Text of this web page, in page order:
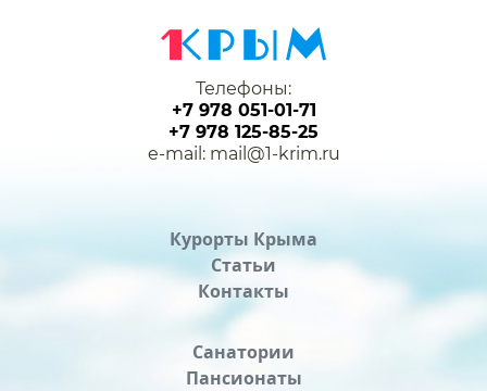
Курорты Крыма
Статьи
Контакты
Санатории
Пансионаты
Телефоны:
+7 978 051-01-71
+7 978 125-85-25
e-mail: mail@1-krim.ru